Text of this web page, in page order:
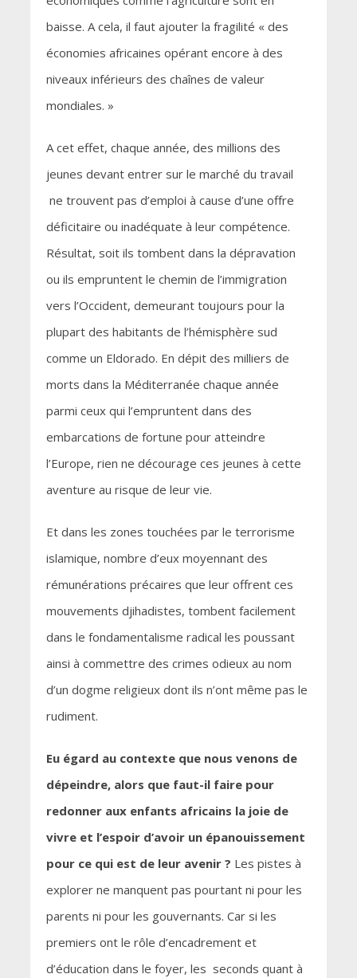
baisse. A cela, il faut ajouter la fragilité « des
économies africaines opérant encore à des
niveaux inférieurs des chaînes de valeur
mondiales. »
A cet effet, chaque année, des millions des
jeunes devant entrer sur le marché du travail
ne trouvent pas d’emploi à cause d’une offre
déficitaire ou inadéquate à leur compétence.
Résultat, soit ils tombent dans la dépravation
ou ils empruntent le chemin de l’immigration
vers l’Occident, demeurant toujours pour la
plupart des habitants de l’hémisphère sud
comme un Eldorado. En dépit des milliers de
morts dans la Méditerranée chaque année
parmi ceux qui l’empruntent dans des
embarcations de fortune pour atteindre
l’Europe, rien ne décourage ces jeunes à cette
aventure au risque de leur vie.
Et dans les zones touchées par le terrorisme
islamique, nombre d’eux moyennant des
rémunérations précaires que leur offrent ces
mouvements djihadistes, tombent facilement
dans le fondamentalisme radical les poussant
ainsi à commettre des crimes odieux au nom
d’un dogme religieux dont ils n’ont même pas le
rudiment.
Eu égard au contexte que nous venons de
dépeindre, alors que faut-il faire pour
redonner aux enfants africains la joie de
vivre et l’espoir d’avoir un épanouissement
pour ce qui est de leur avenir ? Les pistes à
explorer ne manquent pas pourtant ni pour les
parents ni pour les gouvernants. Car si les
premiers ont le rôle d’encadrement et
d’éducation dans le foyer, les seconds quant à